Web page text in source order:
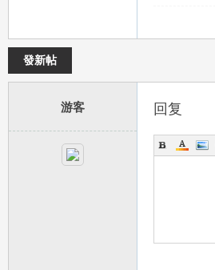
發新帖
游客 回复